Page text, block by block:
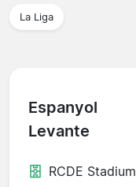
La Liga
Espanyol
Levante
RCDE Stadium